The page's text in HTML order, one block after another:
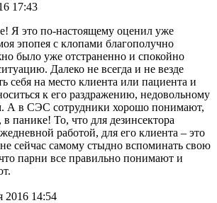
17:43
Я это по-настоящему оценил уже
эпопея с клопами благополучно
было уже отстраненно и спокойно
Далеко не всегда и не везде
себя на место клиента или пациента и
к его раздражению, недовольному
А в СЭС сотрудники хорошо понимают,
панике! То, что для дезинсектора
работой, для его клиента – это
сейчас самому стыдно вспоминать свою
парни все правильно понимают и
2016 14:54